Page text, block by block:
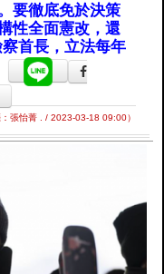
要徹底免於決策
性全面憲改，還
首長，立法每年
：張怡菁 . / 2023-03-18 09:00）